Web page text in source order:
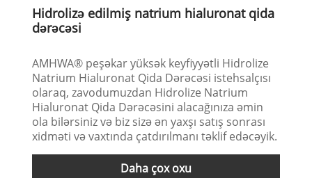
Hidrolizə edilmiş natrium hialuronat qida
dərəcəsi
AMHWA® peşəkar yüksək keyfiyyətli Hidrolize
Natrium Hialuronat Qida Dərəcəsi istehsalçısı
olaraq, zavodumuzdan Hidrolize Natrium
Hialuronat Qida Dərəcəsini alacağınıza əmin
ola bilərsiniz və biz sizə ən yaxşı satış sonrası
xidməti və vaxtında çatdırılmanı təklif edəcəyik.
Daha çox oxu